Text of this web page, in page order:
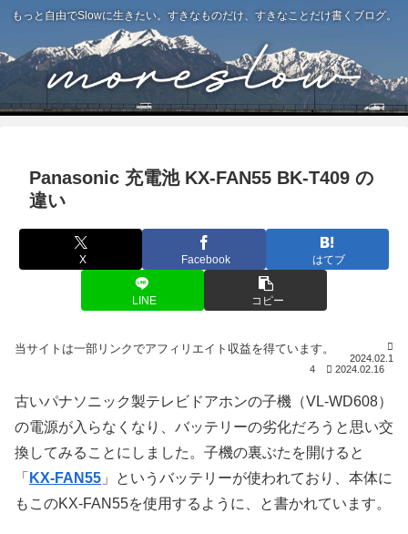
もっと自由でSlowに生きたい。すきなものだけ、すきなことだけ書くブログ。
Panasonic 充電池 KX-FAN55 BK-T409 の
違い
X Facebook はてブ
LINE コピー
2024.02.1
4
2024.02.16
古いパナソニック製テレビドアホンの子機（VL-WD608）
の電源が入らなくなり、バッテリーの劣化だろうと思い交
換してみることにしました。子機の裏ぶたを開けると
「 KX-FAN55 」というバッテリーが使われており、本体に
もこのKX-FAN55を使用するように、と書かれています。